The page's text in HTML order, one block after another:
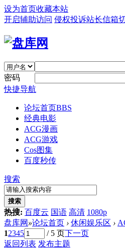
设为首页收藏本站
开启辅助访问 侵权投诉站长信箱
密码
快捷导航
论坛首页BBS
经典电影
ACG漫画
ACG游戏
Cos图集
百度秒传
搜索
搜索
热搜: 百度云 国语 高清 1080p
盘库网 »论坛首页 › 休闲娱乐区 ›
12345 / 5 页下一页
返回列表 发布主题